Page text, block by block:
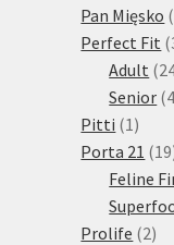
Pan Mięsko
Perfect Fit
Adult
Senior 4
Pitti 1 1
Porta 21 19
Feline
Prolife 22